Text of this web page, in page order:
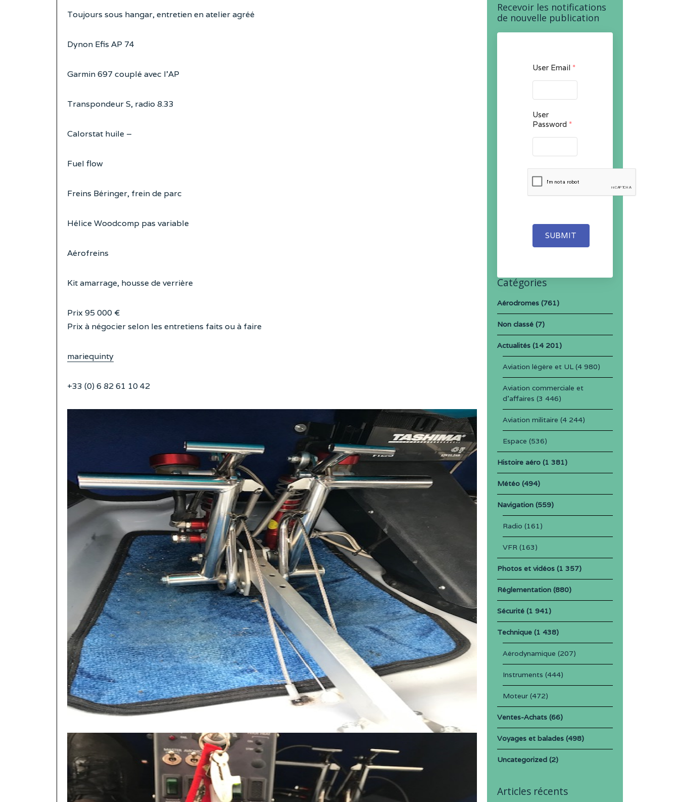
Toujours sous hangar, entretien en atelier agréé
Dynon Efis AP 74
Garmin 697 couplé avec l’AP
Transpondeur S, radio 8.33
Calorstat huile –
Fuel flow
Freins Béringer, frein de parc
Hélice Woodcomp pas variable
Aérofreins
Kit amarrage, housse de verrière
Prix 95 000 €
Prix à négocier selon les entretiens faits ou à faire
mariequinty
+33 (0) 6 82 61 10 42
Recevoir les notifications
de nouvelle publication
User Email *
User
Password *
SUBMIT
Catégories
Aérodromes(761)
Non classé(7)
Actualités(14 201)
Aviation légère et UL(4 980)
Aviation commerciale et
d'affaires (3 446)
Aviation militaire (4 244)
Espace (536)
Histoire aéro(1 381)
Météo(494)
Navigation(559)
Radio (161)
VFR (163)
Photos et vidéos(1 357)
Réglementation(880)
Sécurité(1 941)
Technique(1 438)
Aérodynamique (207)
Instruments (444)
Moteur(472)
Ventes-Achats(66)
Voyages et balades(498)
Uncategorized(2)
Articles récents